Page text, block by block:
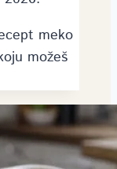
meko
možeš